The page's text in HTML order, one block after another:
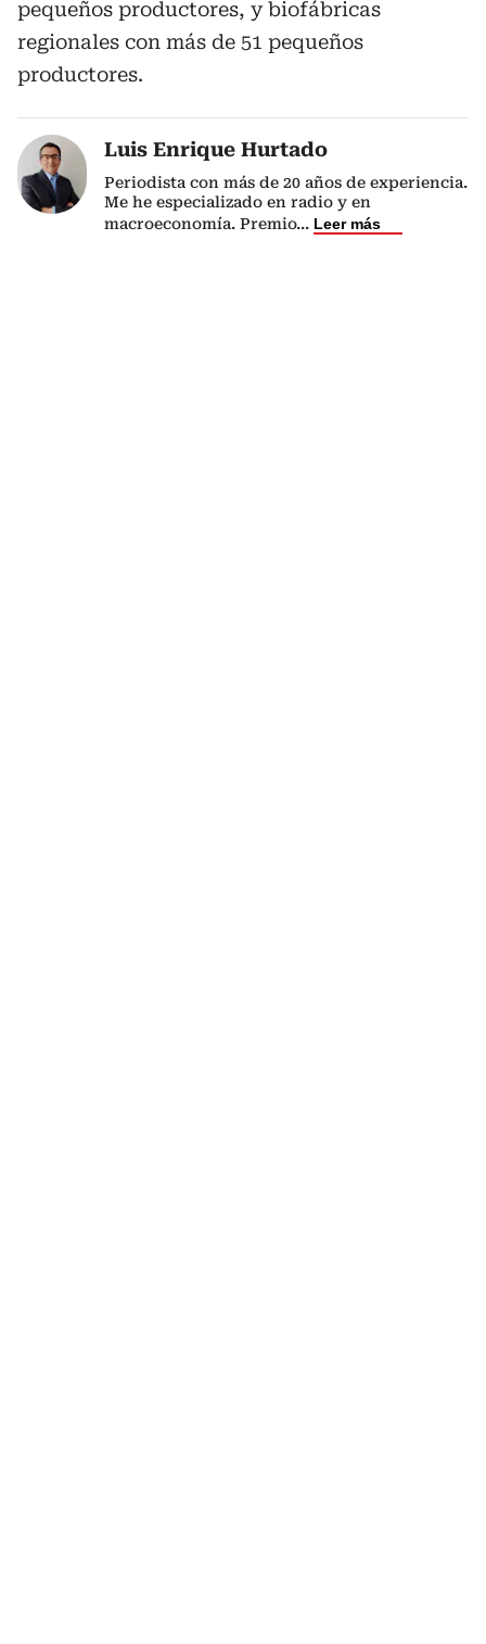
pequeños productores, y biofábricas
regionales con más de 51 pequeños
productores.
Luis Enrique Hurtado
Periodista con más de 20 años de experiencia.
Me he especializado en radio y en
macroeconomía. Premio... Leer más